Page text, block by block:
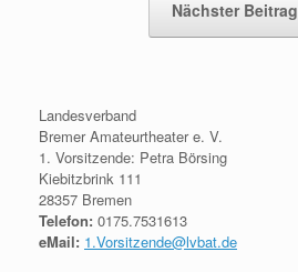
Nächster Beitrag
Landesverband
Bremer Amateurtheater e. V.
1. Vorsitzende: Petra Börsing
Kiebitzbrink 111
28357 Bremen
Telefon: 0175.7531613
eMail: 1.Vorsitzende@lvbat.de